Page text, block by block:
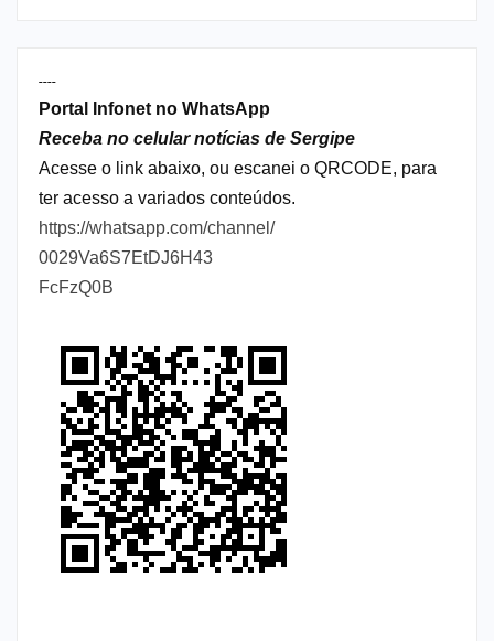
----
Portal Infonet no WhatsApp
Receba no celular notícias de Sergipe
Acesse o link abaixo, ou escanei o QRCODE, para
ter acesso a variados conteúdos.
https://whatsapp.com/channel/
0029Va6S7EtDJ6H43
FcFzQ0B